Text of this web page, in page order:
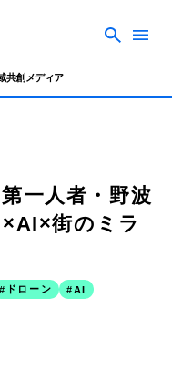
共創メディア
一人者・野波
街のミラ
ドローン
AI